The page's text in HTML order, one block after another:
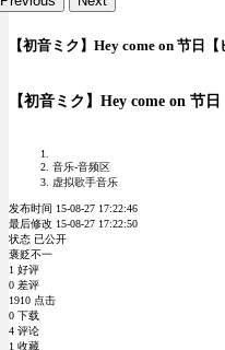
【初音ミク】Hey come on 节日
【初音ミク】Hey come on 节
音乐-音频区
虚拟歌手音乐
发布时间 15-08-27 17:22:46
最后修改 15-08-27 17:22:50
状态 已公开
褒贬不一
1 好评
0 差评
1910 点击
0 下载
4 评论
1 收藏